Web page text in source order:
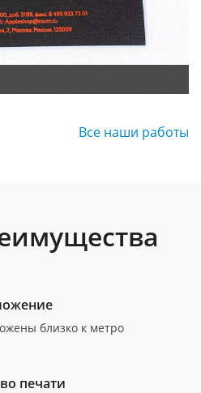
Все наши работы
близко к метро
печати